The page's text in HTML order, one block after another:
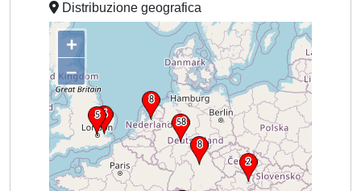
Distribuzione geografica
+
–